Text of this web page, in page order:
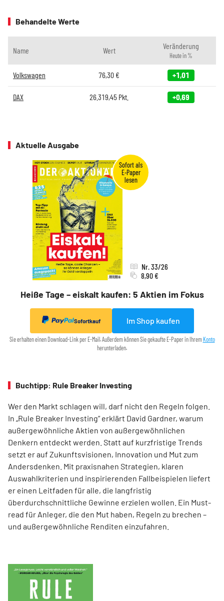
Behandelte Werte
Name Wert Veränderung
Heute in %
Volkswagen 76,30 € +1,01
DAX 26.319,45 Pkt. +0,69
Aktuelle Ausgabe
Heiße Tage – eiskalt kaufen: 5 Aktien im Fokus
Nr. 33/26
8,90 €
Sofortkauf Im Shop kaufen
Sie erhalten einen Download-Link per E-Mail. Außerdem können Sie gekaufte E-Paper in Ihrem Konto
herunterladen.
Buchtipp: Rule Breaker Investing
Wer den Markt schlagen will, darf nicht den Regeln folgen.
In „Rule Breaker Investing“ erklärt David Gardner, warum
außergewöhnliche Aktien von außer­gewöhnlichen
Denkern entdeckt werden. Statt auf kurzfristige Trends
setzt er auf Zukunftsvisionen, Innovation und Mut zum
Andersdenken. Mit praxisnahen Strategien, klaren
Auswahlkriterien und inspirierenden Fallbeispielen liefert
er einen Leit­faden für alle, die langfristig
überdurchschnittliche Gewinne erzielen wollen. Ein Must-
read für Anleger, die den Mut haben, Regeln zu brechen –
und außergewöhnliche Renditen einzufahren.